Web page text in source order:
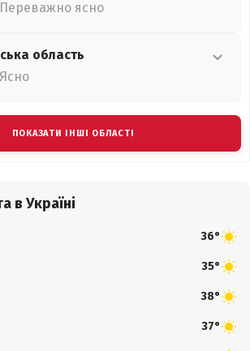
Переважно ясно
область
Ясно
ПОКАЗАТИ ІНШІ ОБЛАСТІ
в Україні
36°
35°
38°
37°